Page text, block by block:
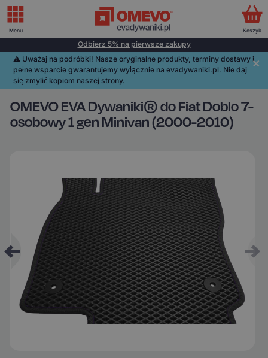
Odbierz 5% na pierwsze zakupy
⚠️️ Uważaj na podróbki! Nasze oryginalne produkty, terminy dostawy i
pełne wsparcie gwarantujemy wyłącznie na evadywaniki.pl. Nie daj
się zmylić kopiom naszej strony.
OMEVO EVA Dywaniki® do Fiat Doblo 7-
osobowy 1 gen Minivan (2000-2010)
Menu Koszyk